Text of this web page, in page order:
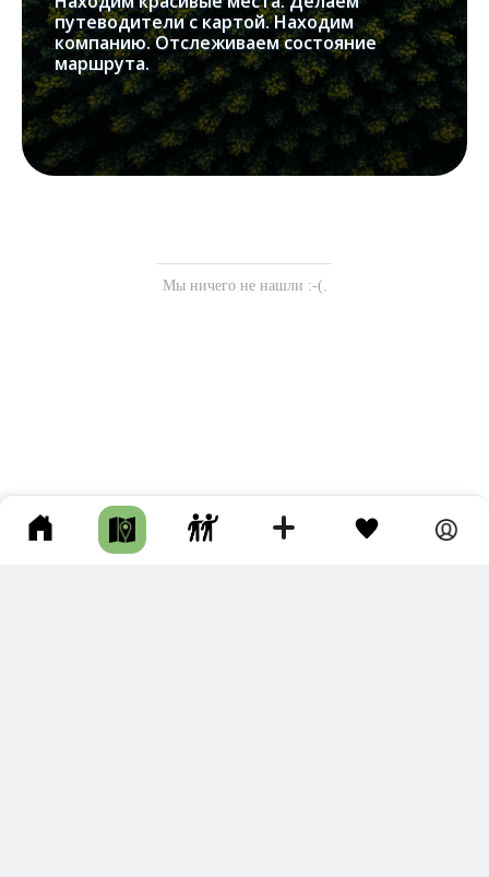
путеводители с картой. Находим
компанию. Отслеживаем состояние
маршрута.
Мы ничего не нашли :-(.